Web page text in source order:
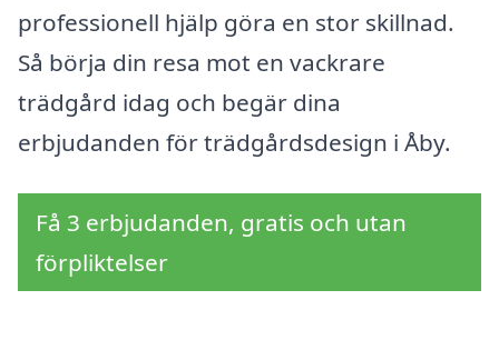
professionell hjälp göra en stor skillnad.
Så börja din resa mot en vackrare
trädgård idag och begär dina
erbjudanden för trädgårdsdesign i Åby.
Få 3 erbjudanden, gratis och utan
förpliktelser